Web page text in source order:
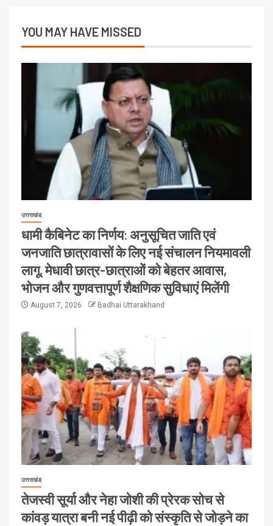
YOU MAY HAVE MISSED
उत्तराखंड
धामी कैबिनेट का निर्णय: अनुसूचित जाति एवं
जनजाति छात्रावासों के लिए नई संचालन नियमावली
लागू, मेधावी छात्र-छात्राओं को बेहतर आवास,
भोजन और गुणवत्तापूर्ण शैक्षणिक सुविधाएं मिलेंगी
August 7, 2026 Badhai Uttarakhand
उत्तराखंड
तेजस्वी सूर्या और नेहा जोशी की प्रेरक सोच से
कांवड़ यात्रा बनी नई पीढ़ी को संस्कृति से जोड़ने का